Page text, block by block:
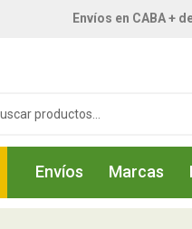
Envíos en CABA +
Envíos Marcas